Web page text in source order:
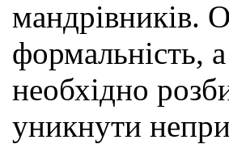
мандрівників.
формальність,
необхідно
уникнути